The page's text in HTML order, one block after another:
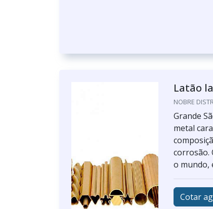
Latão
NOBRE
Grande
metal
corrosão.
o mundo,
Cotar